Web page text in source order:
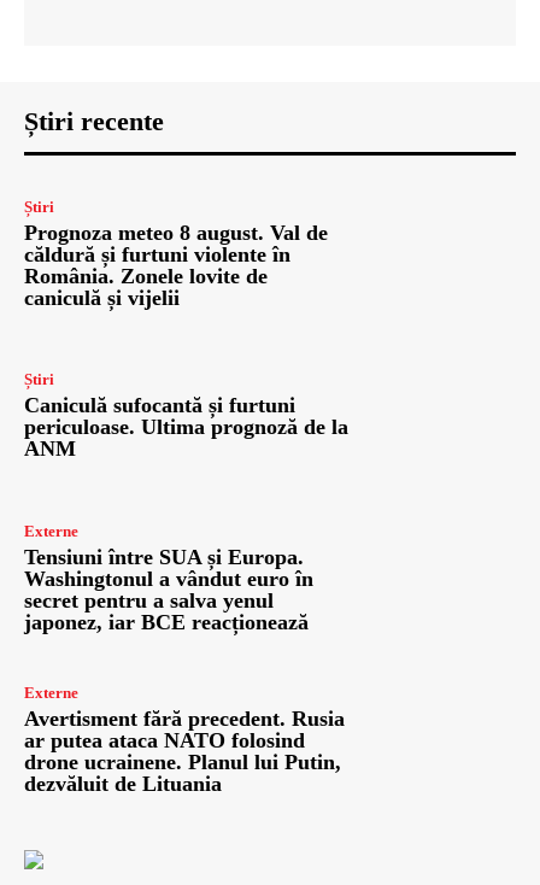
Știri recente
Știri
Prognoza meteo 8 august. Val de
căldură și furtuni violente în
România. Zonele lovite de
caniculă și vijelii
Știri
Caniculă sufocantă și furtuni
periculoase. Ultima prognoză de la
ANM
Externe
Tensiuni între SUA și Europa.
Washingtonul a vândut euro în
secret pentru a salva yenul
japonez, iar BCE reacționează
Externe
Avertisment fără precedent. Rusia
ar putea ataca NATO folosind
drone ucrainene. Planul lui Putin,
dezvăluit de Lituania